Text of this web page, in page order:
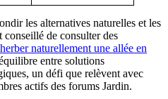
les alternatives naturelles et les
conseillé de consulter des
naturellement une allée en
entre solutions
un défi que relèvent avec
actifs des forums Jardin.